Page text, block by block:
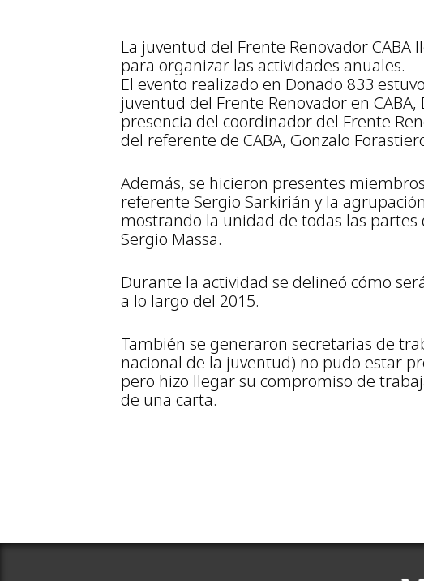
La juventud del Frente Renovador
para organizar las actividades anuales.
El evento realizado en Donado 833
juventud del Frente Renovador en
presencia del coordinador del Frente
del referente de CABA, Gonzalo
Además, se hicieron presentes
referente Sergio Sarkirián y la
mostrando la unidad de todas las
Sergio Massa.
Durante la actividad se delineó cómo
a lo largo del 2015.
También se generaron secretarias de
nacional de la juventud) no pudo estar
pero hizo llegar su compromiso de
de una carta.